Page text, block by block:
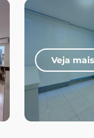
Veja